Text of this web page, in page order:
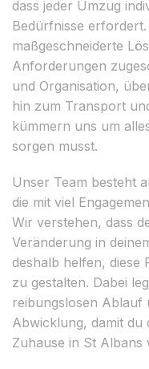
dass jeder Umzug
Bedürfnisse
maßgeschneiderte
Anforderungen
und Organisation,
hin zum Transport
kümmern uns um
sorgen musst.
Unser Team besteht
die mit viel
Wir verstehen, dass
Veränderung in
deshalb helfen, diese
zu gestalten. Dabei
reibungslosen Ablauf
Abwicklung, damit du
Zuhause in St